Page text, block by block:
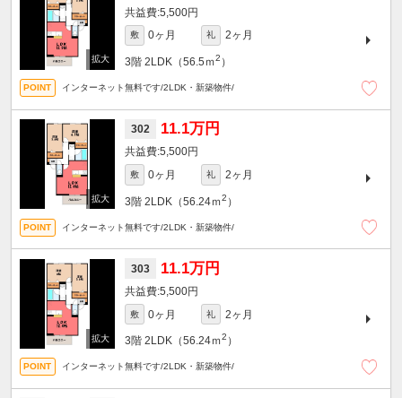
5,500円
敷 0ヶ月 礼 2ヶ月
3階 2LDK（56.5ｍ2 ）
インターネット無料です/2LDK・新築物件/
302 11.1万円
5,500円
敷 0ヶ月 礼 2ヶ月
3階 2LDK（56.24ｍ2 ）
インターネット無料です/2LDK・新築物件/
303 11.1万円
5,500円
敷 0ヶ月 礼 2ヶ月
3階 2LDK（56.24ｍ2 ）
インターネット無料です/2LDK・新築物件/